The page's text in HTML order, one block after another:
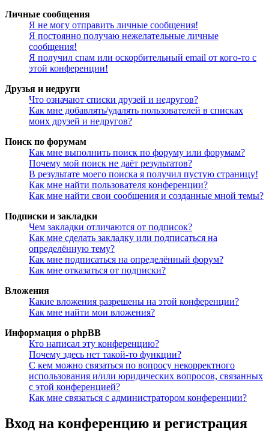
Личные сообщения
Я не могу отправить личные сообщения!
Я постоянно получаю нежелательные личные
сообщения!
Я получил спам или оскорбительный email от кого-то с
этой конференции!
Друзья и недруги
Что означают списки друзей и недругов?
Как мне добавлять/удалять пользователей в списках
моих друзей и недругов?
Поиск по форумам
Как мне выполнить поиск по форуму или форумам?
Почему мой поиск не даёт результатов?
В результате моего поиска я получил пустую страницу!
Как мне найти пользователя конференции?
Как мне найти свои сообщения и созданные мной темы?
Подписки и закладки
Чем закладки отличаются от подписок?
Как мне сделать закладку или подписаться на
определённую тему?
Как мне подписаться на определённый форум?
Как мне отказаться от подписки?
Вложения
Какие вложения разрешены на этой конференции?
Как мне найти мои вложения?
Информация о phpBB
Кто написал эту конференцию?
Почему здесь нет такой-то функции?
С кем можно связаться по вопросу некорректного
использования и/или юридических вопросов, связанных
с этой конференцией?
Как мне связаться с администратором конференции?
Вход на конференцию и регистрация